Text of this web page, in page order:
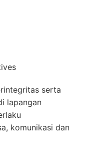
serta
lapangan
komunikasi dan